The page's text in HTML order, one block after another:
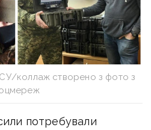
коллаж створено з фото з
потребували